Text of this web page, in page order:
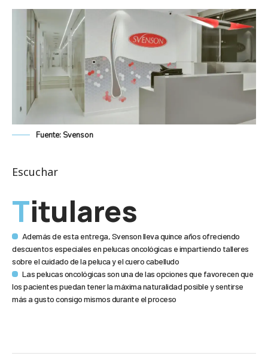
Fuente: Svenson
Escuchar
Titulares
Además de esta entrega, Svenson lleva quince años ofreciendo
descuentos especiales en pelucas oncológicas e impartiendo talleres
sobre el cuidado de la peluca y el cuero cabelludo
Las pelucas oncológicas son una de las opciones que favorecen que
los pacientes puedan tener la máxima naturalidad posible y sentirse
más a gusto consigo mismos durante el proceso